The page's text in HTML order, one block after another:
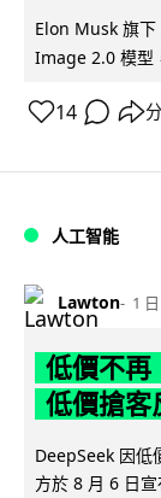
Elon Musk 旗
Image 2.0 模型
14
人工智能
Lawton 1 日
低價不再
低價搶客
DeepSeek 因低
方於 8 月 6 日